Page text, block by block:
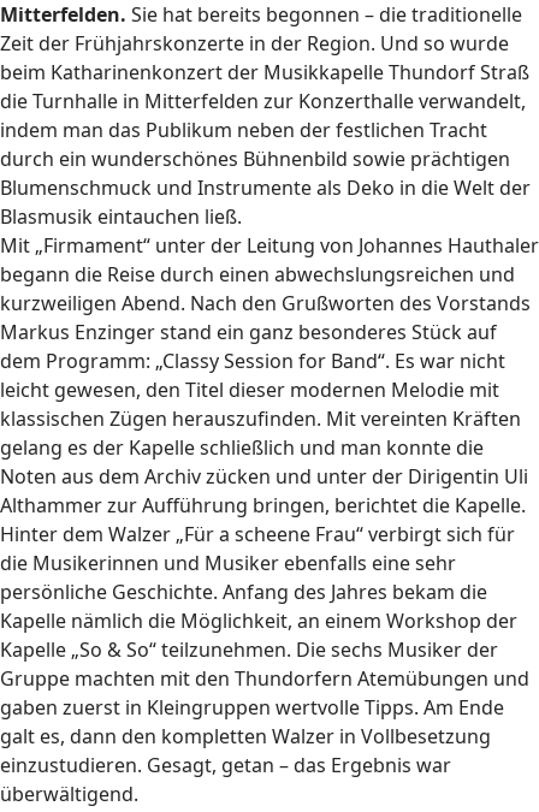
Mitterfelden. Sie hat bereits begonnen – die traditionelle
Zeit der Frühjahrskonzerte in der Region. Und so wurde
beim Katharinenkonzert der Musikkapelle Thundorf Straß
die Turnhalle in Mitterfelden zur Konzerthalle verwandelt,
indem man das Publikum neben der festlichen Tracht
durch ein wunderschönes Bühnenbild sowie prächtigen
Blumenschmuck und Instrumente als Deko in die Welt der
Blasmusik eintauchen ließ.
Mit „Firmament“ unter der Leitung von Johannes Hauthaler
begann die Reise durch einen abwechslungsreichen und
kurzweiligen Abend. Nach den Grußworten des Vorstands
Markus Enzinger stand ein ganz besonderes Stück auf
dem Programm: „Classy Session for Band“. Es war nicht
leicht gewesen, den Titel dieser modernen Melodie mit
klassischen Zügen herauszufinden. Mit vereinten Kräften
gelang es der Kapelle schließlich und man konnte die
Noten aus dem Archiv zücken und unter der Dirigentin Uli
Althammer zur Aufführung bringen, berichtet die Kapelle.
Hinter dem Walzer „Für a scheene Frau“ verbirgt sich für
die Musikerinnen und Musiker ebenfalls eine sehr
persönliche Geschichte. Anfang des Jahres bekam die
Kapelle nämlich die Möglichkeit, an einem Workshop der
Kapelle „So & So“ teilzunehmen. Die sechs Musiker der
Gruppe machten mit den Thundorfern Atemübungen und
gaben zuerst in Kleingruppen wertvolle Tipps. Am Ende
galt es, dann den kompletten Walzer in Vollbesetzung
einzustudieren. Gesagt, getan – das Ergebnis war
überwältigend.